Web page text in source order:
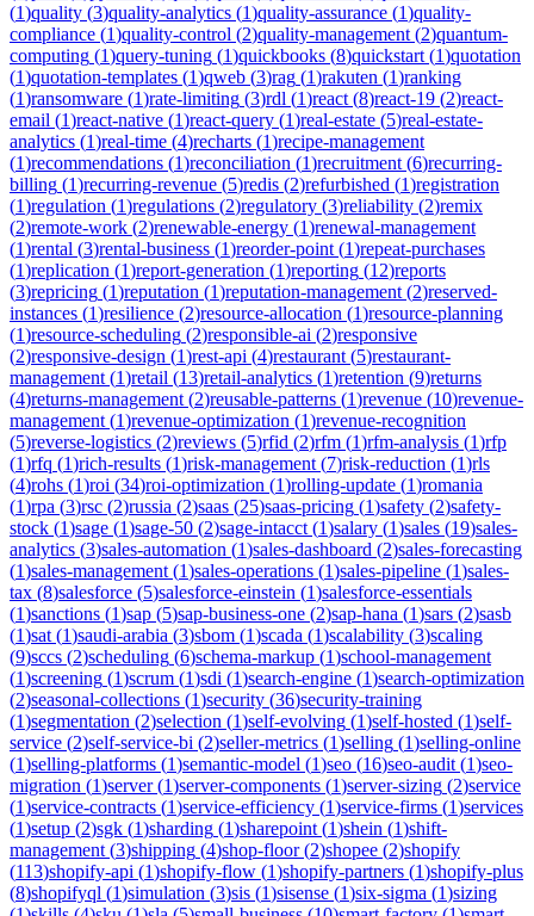
(1)quality (3)quality-analytics (1)quality-assurance (1)quality-
compliance (1)quality-control (2)quality-management (2)quantum-
computing (1)query-tuning (1)quickbooks (8)quickstart (1)quotation
(1)quotation-templates (1)qweb (3)rag (1)rakuten (1)ranking
(1)ransomware (1)rate-limiting (3)rdl (1)react (8)react-19 (2)react-
email (1)react-native (1)react-query (1)real-estate (5)real-estate-
analytics (1)real-time (4)recharts (1)recipe-management
(1)recommendations (1)reconciliation (1)recruitment (6)recurring-
billing (1)recurring-revenue (5)redis (2)refurbished (1)registration
(1)regulation (1)regulations (2)regulatory (3)reliability (2)remix
(2)remote-work (2)renewable-energy (1)renewal-management
(1)rental (3)rental-business (1)reorder-point (1)repeat-purchases
(1)replication (1)report-generation (1)reporting (12)reports
(3)repricing (1)reputation (1)reputation-management (2)reserved-
instances (1)resilience (2)resource-allocation (1)resource-planning
(1)resource-scheduling (2)responsible-ai (2)responsive
(2)responsive-design (1)rest-api (4)restaurant (5)restaurant-
management (1)retail (13)retail-analytics (1)retention (9)returns
(4)returns-management (2)reusable-patterns (1)revenue (10)revenue-
management (1)revenue-optimization (1)revenue-recognition
(5)reverse-logistics (2)reviews (5)rfid (2)rfm (1)rfm-analysis (1)rfp
(1)rfq (1)rich-results (1)risk-management (7)risk-reduction (1)rls
(4)rohs (1)roi (34)roi-optimization (1)rolling-update (1)romania
(1)rpa (3)rsc (2)russia (2)saas (25)saas-pricing (1)safety (2)safety-
stock (1)sage (1)sage-50 (2)sage-intacct (1)salary (1)sales (19)sales-
analytics (3)sales-automation (1)sales-dashboard (2)sales-forecasting
(1)sales-management (1)sales-operations (1)sales-pipeline (1)sales-
tax (8)salesforce (5)salesforce-einstein (1)salesforce-essentials
(1)sanctions (1)sap (5)sap-business-one (2)sap-hana (1)sars (2)sasb
(1)sat (1)saudi-arabia (3)sbom (1)scada (1)scalability (3)scaling
(9)sccs (2)scheduling (6)schema-markup (1)school-management
(1)screening (1)scrum (1)sdi (1)search-engine (1)search-optimization
(2)seasonal-collections (1)security (36)security-training
(1)segmentation (2)selection (1)self-evolving (1)self-hosted (1)self-
service (2)self-service-bi (2)seller-metrics (1)selling (1)selling-online
(1)selling-platforms (1)semantic-model (1)seo (16)seo-audit (1)seo-
migration (1)server(1)server-components (1)server-sizing (2)service
(1)service-contracts (1)service-efficiency (1)service-firms (1)services
(1)setup (2)sgk (1)sharding (1)sharepoint (1)shein (1)shift-
management (3)shipping (4)shop-floor(2)shopee (2)shopify
(113)shopify-api (1)shopify-flow (1)shopify-partners (1)shopify-plus
(8)shopifyql (1)simulation (3)sis (1)sisense (1)six-sigma (1)sizing